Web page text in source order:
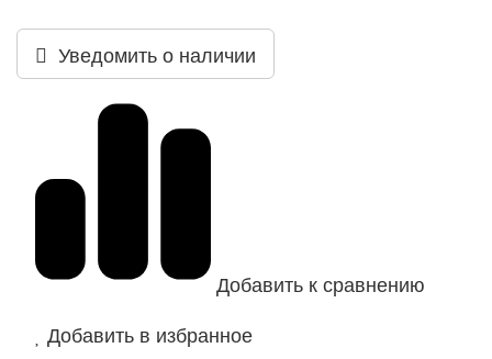
Уведомить о наличии
Добавить к сравнению
Добавить в избранное